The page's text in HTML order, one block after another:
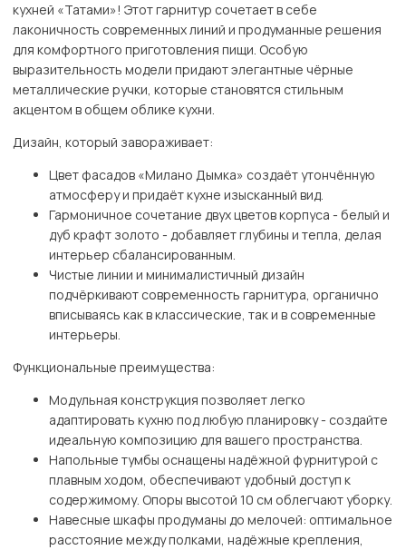
кухней «Татами»! Этот гарнитур сочетает в себе
лаконичность современных линий и продуманные решения
для комфортного приготовления пищи. Особую
выразительность модели придают элегантные чёрные
металлические ручки, которые становятся стильным
акцентом в общем облике кухни.
Дизайн, который завораживает:
Цвет фасадов «Милано Дымка» создаёт утончённую
атмосферу и придаёт кухне изысканный вид.
Гармоничное сочетание двух цветов корпуса - белый и
дуб крафт золото - добавляет глубины и тепла, делая
интерьер сбалансированным.
Чистые линии и минималистичный дизайн
подчёркивают современность гарнитура, органично
вписываясь как в классические, так и в современные
интерьеры.
Функциональные преимущества:
Модульная конструкция позволяет легко
адаптировать кухню под любую планировку - создайте
идеальную композицию для вашего пространства.
Напольные тумбы оснащены надёжной фурнитурой с
плавным ходом, обеспечивают удобный доступ к
содержимому. Опоры высотой 10 см облегчают уборку.
Навесные шкафы продуманы до мелочей: оптимальное
расстояние между полками, надёжные крепления,